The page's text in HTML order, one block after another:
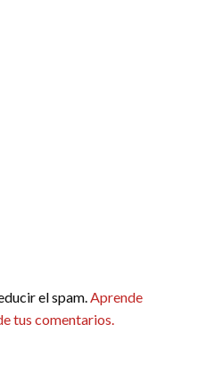
el spam.Aprende
tus comentarios.